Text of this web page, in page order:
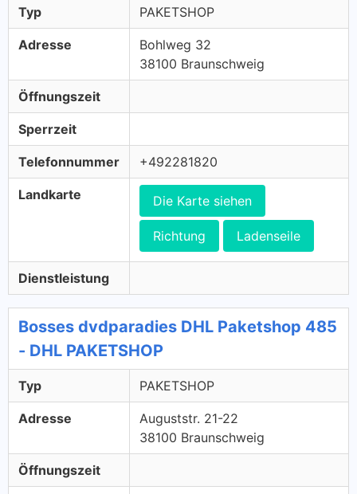
Typ PAKETSHOP
Adresse
Bohlweg 32
38100 Braunschweig
Öffnungszeit
Sperrzeit
Telefonnummer +492281820
Landkarte Die Karte siehen
Richtung Ladenseile
Dienstleistung
Bosses dvdparadies DHL Paketshop 485
- DHL PAKETSHOP
Typ PAKETSHOP
Adresse
Auguststr. 21-22
38100 Braunschweig
Öffnungszeit